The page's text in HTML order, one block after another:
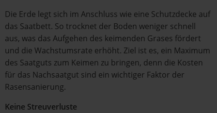
Die Erde legt sich im Anschluss wie eine Schutzdecke auf
das Saatbett. So trocknet der Boden weniger schnell
aus, was das Aufgehen des keimenden Grases fördert
und die Wachstumsrate erhöht. Ziel ist es, ein Maximum
des Saatguts zum Keimen zu bringen, denn die Kosten
für das Nachsaatgut sind ein wichtiger Faktor der
Rasensanierung.
Keine Streuverluste